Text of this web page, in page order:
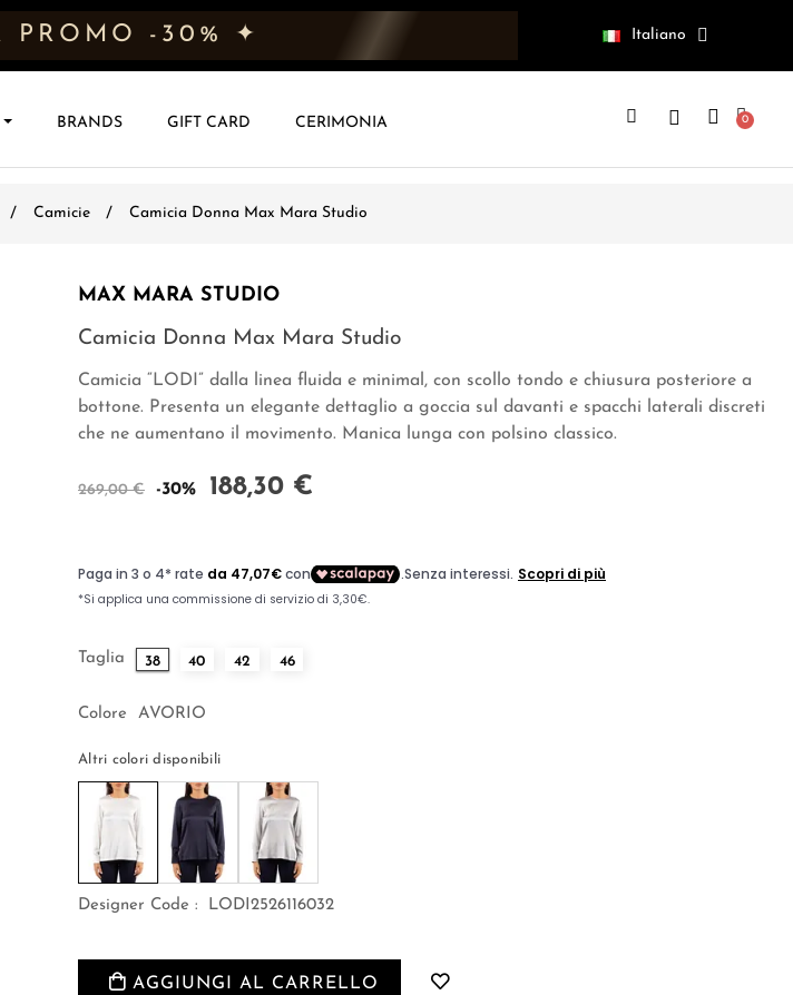
PROMO -30% ✦ Italiano
BRANDS GIFT CARD CERIMONIA
Camicie Camicia Donna Max Mara Studio
MAX MARA STUDIO
Camicia Donna Max Mara Studio
Camicia “LODI” dalla linea fluida e minimal, con scollo tondo e chiusura posteriore a
bottone. Presenta un elegante dettaglio a goccia sul davanti e spacchi laterali discreti
che ne aumentano il movimento. Manica lunga con polsino classico.
269,00 € -30% 188,30 €
Taglia 38 40 42 46
Colore AVORIO
Altri colori disponibili
Designer Code : LODI2526116032
AGGIUNGI AL CARRELLO